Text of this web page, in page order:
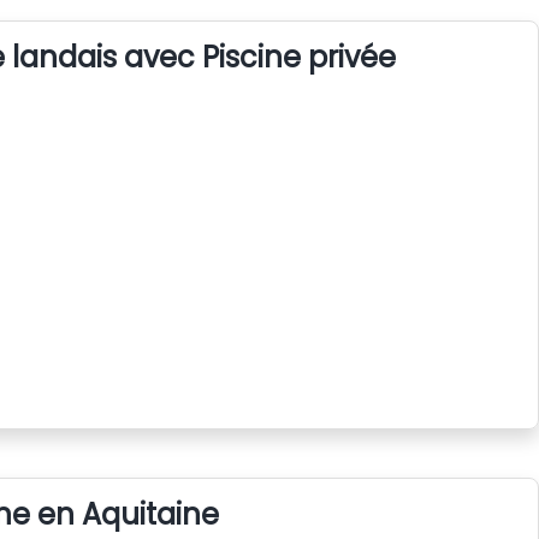
landais avec Piscine privée
en Aquitaine